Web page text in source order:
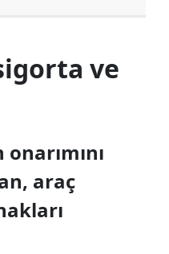
ve
araç